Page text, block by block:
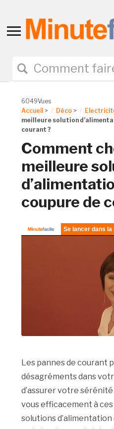
Toggle
navigation
6049Vues
Accueil > Déco >
meilleure solution
courant ?
Comment
meilleure
coupure de
Les pannes de courant
désagréments dans
d’assurer votre
vous efficacement à
solutions